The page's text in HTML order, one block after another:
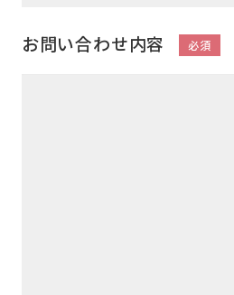
お問い合わせ内容 必須